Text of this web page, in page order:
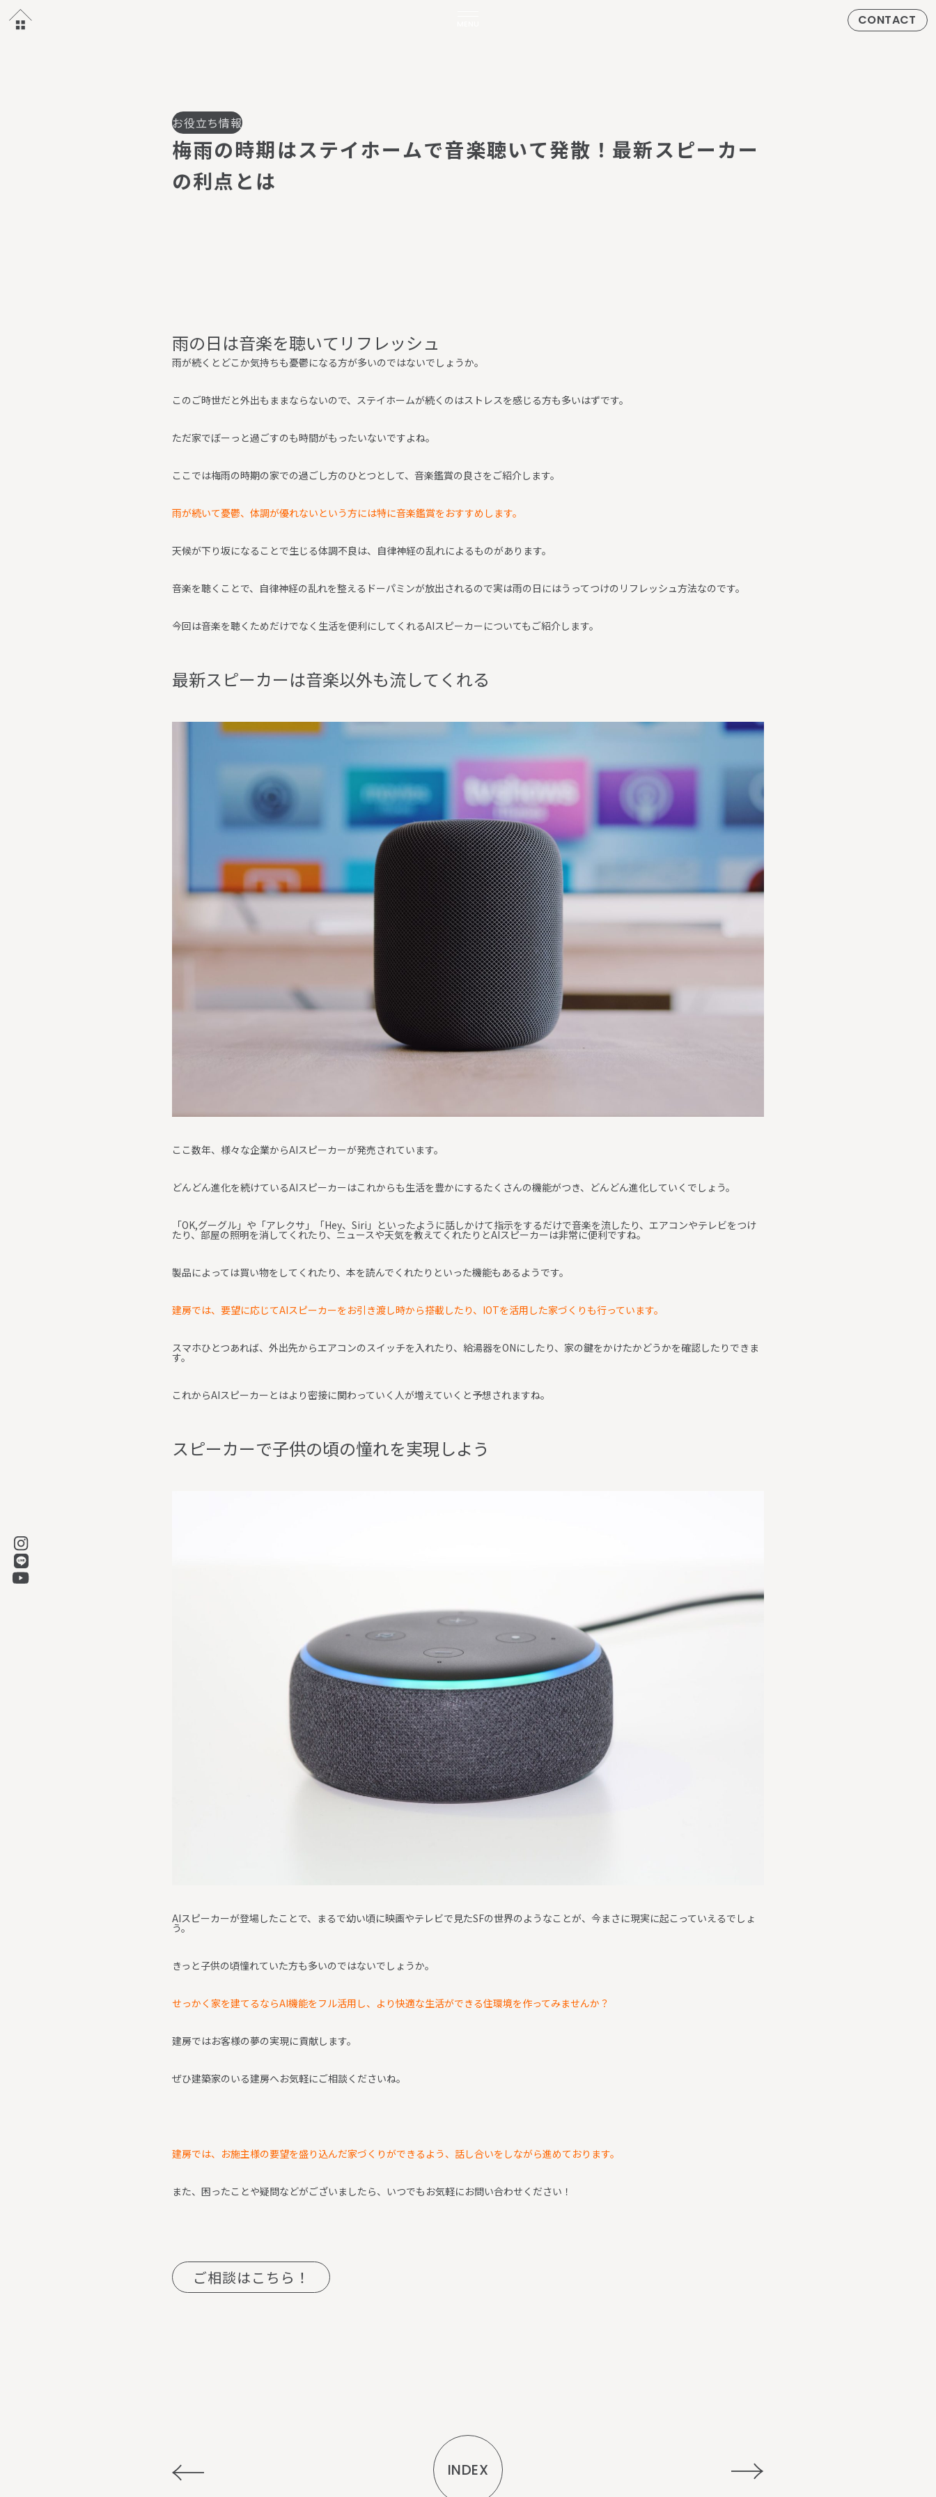
CONTACT
お役立ち情報
梅雨の時期はステイホームで音楽聴いて発散 ！ 最新ス ピーカー
の利点 と は
雨の日 は音楽を聴いて リ フ レッシュ
雨が続くとどこか気持ちも憂鬱になる方が多いのではないでしょうか。
このご時世だと外出もままならないので、ステイホームが続くのはストレスを感じる方も多いはずです。
ただ家でぼーっと過ごすのも時間がもったいないですよね。
ここでは梅雨の時期の家での過ごし方のひとつとして、音楽鑑賞の良さをご紹介します。
雨が続いて憂鬱、体調が優れないという方には特に音楽鑑賞をおすすめします。
天候が下り坂になることで生じる体調不良は、自律神経の乱れによるものがあります。
音楽を聴くことで、自律神経の乱れを整えるドーパミンが放出されるので実は雨の日にはうってつけのリフレッシュ方法なのです。
今回は音楽を聴くためだけでなく生活を便利にしてくれるAIスピーカーについてもご紹介します。
最新ス ピーカーは音楽以外も流して く れる
ここ数年、様々な企業からAIスピーカーが発売されています。
どんどん進化を続けているAIスピーカーはこれからも生活を豊かにするたくさんの機能がつき、どんどん進化していくでしょう。
「OK,グーグル」や「アレクサ」「Hey、Siri」といったように話しかけて指示をするだけで音楽を流したり、エアコンやテレビをつけ
たり、部屋の照明を消してくれたり、ニュースや天気を教えてくれたりとAIスピーカーは非常に便利ですね。
製品によっては買い物をしてくれたり、本を読んでくれたりといった機能もあるようです。
建房では、要望に応じてAIスピーカーをお引き渡し時から搭載したり、IOTを活用した家づくりも行っています。
スマホひとつあれば、外出先からエアコンのスイッチを入れたり、給湯器をONにしたり、家の鍵をかけたかどうかを確認したりできま
す。
これからAIスピーカーとはより密接に関わっていく人が増えていくと予想されますね。
ス ピーカーで子供の頃の憧れを実現しよ う
AIスピーカーが登場したことで、まるで幼い頃に映画やテレビで見たSFの世界のようなことが、今まさに現実に起こっていえるでしょ
う。
きっと子供の頃憧れていた方も多いのではないでしょうか。
せっかく家を建てるならAI機能をフル活用し、より快適な生活ができる住環境を作ってみませんか？
建房ではお客様の夢の実現に貢献します。
ぜひ建築家のいる建房へお気軽にご相談くださいね。
建房では、お施主様の要望を盛り込んだ家づくりができるよう、話し合いをしながら進めております。
また、困ったことや疑問などがございましたら、いつでもお気軽にお問い合わせください！
ご相談はこちら！
INDEX